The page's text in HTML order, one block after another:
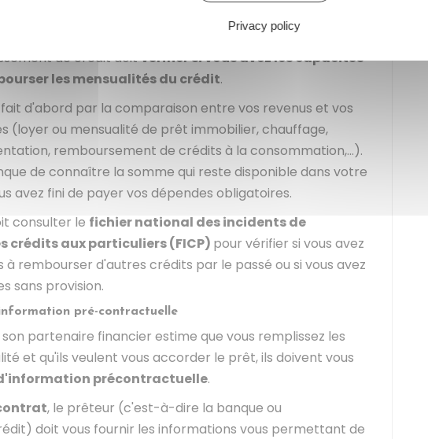
de crédit doitvérifier si vous avez les capacités
les mensualités du crédit.
d'abord par la comparaison entre vos revenus et vos
(loyer ou mensualité de prêt immobilier, chauffage,
remboursement de crédits à la consommation,...).
de connaître la somme qui reste disponible dans votre
avez fini de payer vos dépendes obligatoires.
consulter le fichier national des incidents de
crédits aux particuliers (FICP) pour vérifier si vous avez
à rembourser d'autres crédits par le passé ou si vous avez
sans provision.
pré-contractuelle
partenaire financier estime que vous remplissez les
et qu'ils veulent vous accorder le prêt, ils doivent vous
précontractuelle.
, le prêteur (c'est-à-dire la banque ou
doit vous fournir les informations vous permettant de
Privacy policy